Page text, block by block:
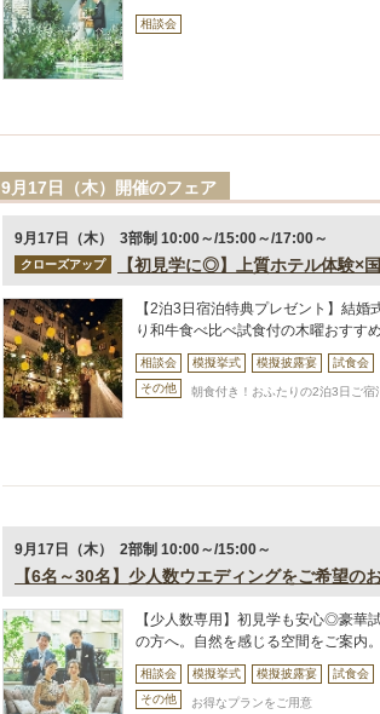
相談会
9月17日（木）開催のフェア
9月17日（木） 3部制 10:00～/15:00～/17:00～
クローズアップ 【初見学に◎】上質ホテル体験×
【2泊3日宿泊特典プレゼント】結
り和牛食べ比べ試食付の木曜おすす
相談会 模擬挙式 模擬披露宴
試食会
その他
朝食付き！おふたりの2泊3日ご
9月17日（木） 2部制 10:00～/15:00～
【6名～30名】少人数ウエディングをご希望の
【少人数専用】初見学も安心◎豪華
の方へ。自然を感じる空間をご案内
相談会 模擬挙式 模擬披露宴
試食会
その他
お得なプランをご用意